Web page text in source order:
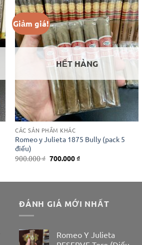
Giảm giá!
HẾT HÀNG
CÁC SẢN PHẨM KHÁC
Romeo y Julieta 1875 Bully (pack 5
điếu)
900.000₫ Giá
700.000₫Giá
ĐÁNH GIÁ MỚI NHẤT
Romeo Y Julieta